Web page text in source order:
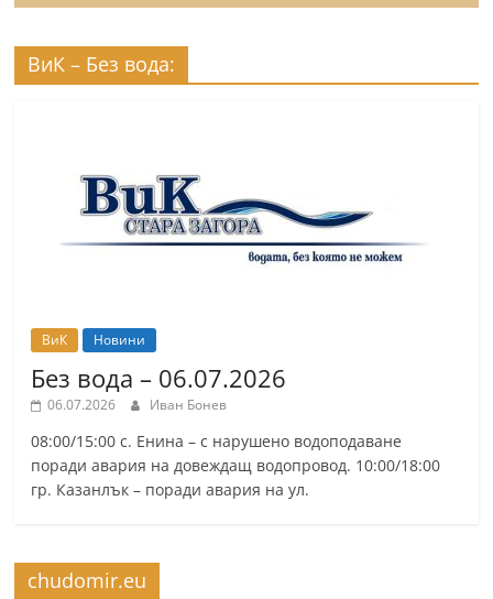
ВиК – Без вода:
ВиК Новини
Без вода – 06.07.2026
06.07.2026 Иван Бонев
08:00/15:00 с. Енина – с нарушено водоподаване
поради авария на довеждащ водопровод. 10:00/18:00
гр. Казанлък – поради авария на ул.
chudomir.eu